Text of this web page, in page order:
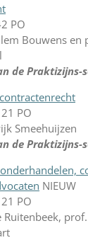
PO
Bouwens en
de Praktizijns-
PO
Smeehuijzen
de Praktizijns-
NIEUW
PO